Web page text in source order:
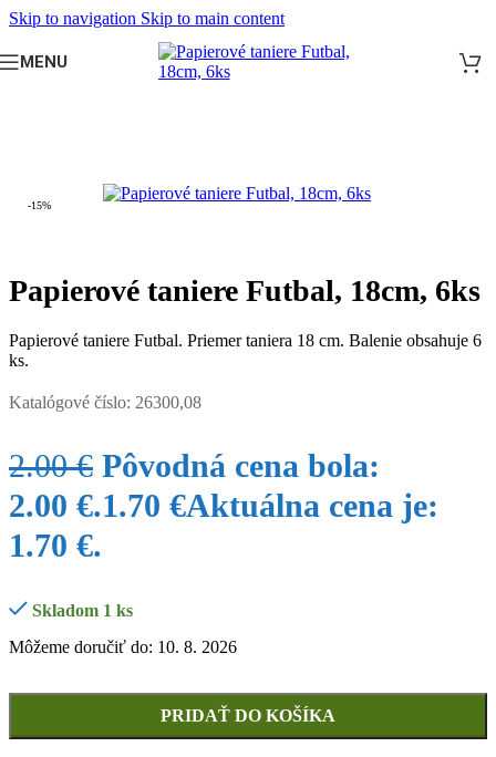
Skip to navigation Skip to main content
MENU
DETSKÁ OSLAVA/
-15%
Papierové taniere Futbal, 18cm, 6ks
Papierové taniere Futbal. Priemer taniera 18 cm. Balenie obsahuje 6
ks.
Katalógové číslo: 26300,08
2.00€ Pôvodná cena bola:
2.00 €.1.70 €Aktuálna cena je:
1.70 €.
Skladom 1 ks
Môžeme doručiť do: 10. 8. 2026
PRIDAŤ DO KOŠÍKA